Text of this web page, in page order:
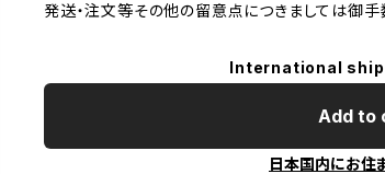
発送・注文等その他の留意点につきましては御
International
Add to
日本国内にお住